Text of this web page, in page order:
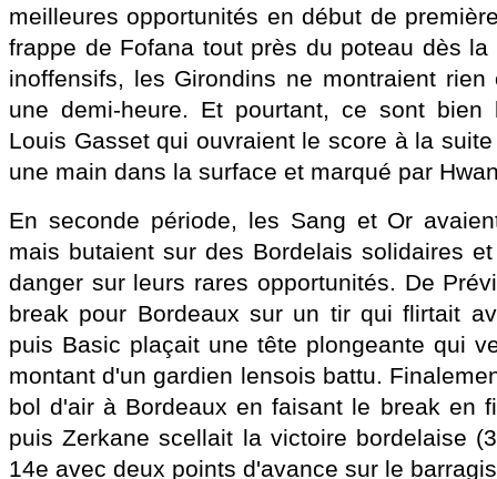
meilleures opportunités en début de
frappe de Fofana tout près du poteau dès
inoffensifs, les Girondins ne montraient rien
une demi-heure. Et pourtant, ce sont bien
Louis Gasset qui ouvraient le score à la
une main dans la surface et marqué par
En seconde période, les Sang et Or
mais butaient sur des Bordelais solidaires
danger sur leurs rares opportunités. De
break pour Bordeaux sur un tir qui flirtait
puis Basic plaçait une tête plongeante qui
montant d'un gardien lensois battu.
bol d'air à Bordeaux en faisant le break en
puis Zerkane scellait la victoire bordelaise
14e avec deux points d'avance sur le